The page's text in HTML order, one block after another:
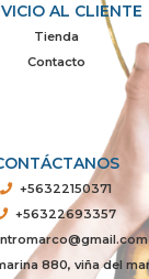
AL CLIENTE
Tienda
Contacto
+56322150371
+56322693357
880, viña del